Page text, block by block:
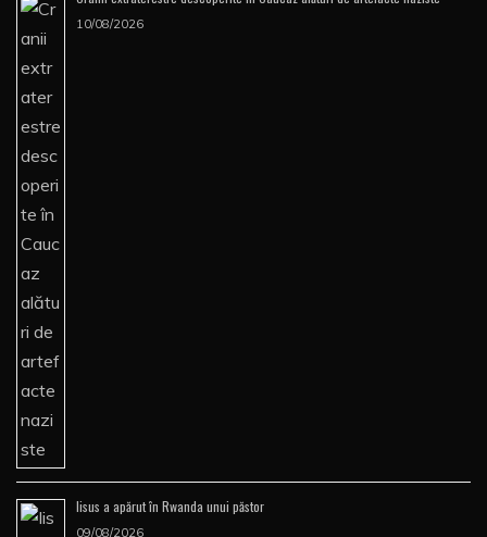
10/08/2026
Iisus a apărut în Rwanda unui păstor
09/08/2026